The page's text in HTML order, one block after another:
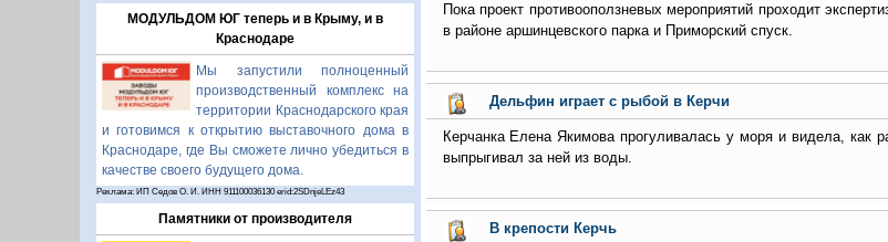
МОДУЛЬДОМ ЮГ теперь и в Крыму, и в
Краснодаре
Мы запустили полноценный
производственный комплекс на
территории Краснодарского края
и готовимся к открытию выставочного дома в
Краснодаре, где Вы сможете лично убедиться в
качестве своего будущего дома.
Реклама: ИП Седов О. И. ИНН 911100036130 erid:2SDnjeLEz43
Памятники от производителя
Пока проект противооползневых мероприятий проходит
в районе аршинцевского парка и Приморский спуск.
Дельфин играет с рыбой в Керчи
Керчанка Елена Якимова прогуливалась у моря и видела, как
выпрыгивал за ней из воды.
В крепости Керчь